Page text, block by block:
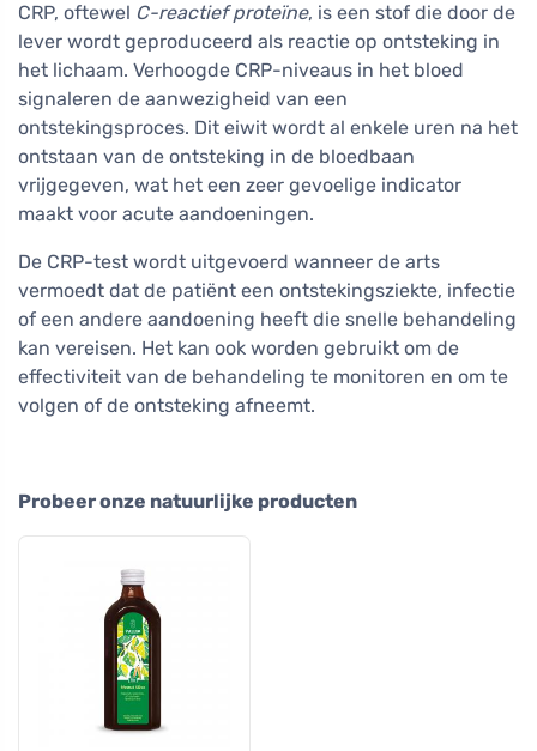
CRP, oftewel C-reactief proteïne, is een stof die door de
lever wordt geproduceerd als reactie op ontsteking in
het lichaam. Verhoogde CRP-niveaus in het bloed
signaleren de aanwezigheid van een
ontstekingsproces. Dit eiwit wordt al enkele uren na het
ontstaan van de ontsteking in de bloedbaan
vrijgegeven, wat het een zeer gevoelige indicator
maakt voor acute aandoeningen.
De CRP-test wordt uitgevoerd wanneer de arts
vermoedt dat de patiënt een ontstekingsziekte, infectie
of een andere aandoening heeft die snelle behandeling
kan vereisen. Het kan ook worden gebruikt om de
effectiviteit van de behandeling te monitoren en om te
volgen of de ontsteking afneemt.
Probeer onze natuurlijke producten